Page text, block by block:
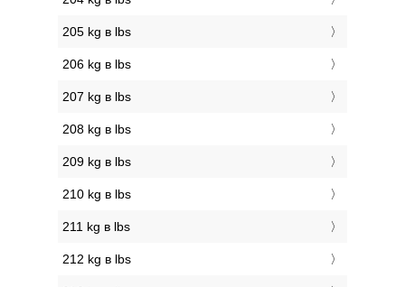
205 kg в lbs
206 kg в lbs
207 kg в lbs
208 kg в lbs
209 kg в lbs
210 kg в lbs
211 kg в lbs
212 kg в lbs